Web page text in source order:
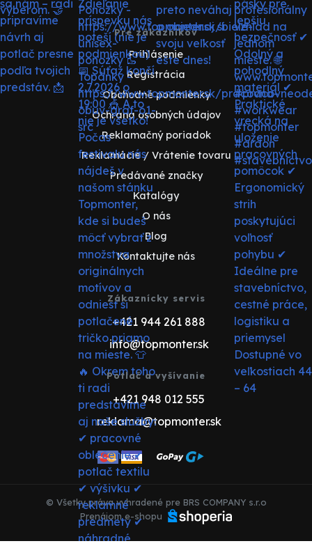
Pre zákazníkov
Prihlásenie
Registrácia
Obchodné podmienky
Ochrana osobných údajov
Reklamačný poriadok
Reklamácie / Vrátenie tovaru
Predávané značky
Katalógy
O nás
Blog
Kontaktujte nás
Zákaznícky servis
+421 944 261 888
info@topmonter.sk
Potlač a vyšívanie
+421 948 012 555
reklama@topmonter.sk
© Všetky práva vyhradené pre BRS COMPANY s.r.o
Prenájom e-shopu